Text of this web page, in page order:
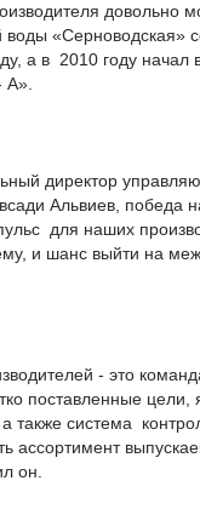
довольно
воды «Серноводская»
а в 2010 году начал
А».
директор
Альвиев, победа
для наших
и шанс выйти на
- это
поставленные цели,
также система
ассортимент
он.